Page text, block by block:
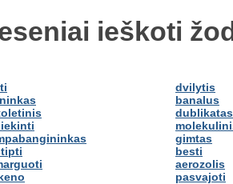
ieškoti
dvilytis
banalus
dublikatas
gimtas
besti
aerozolis
pasvajoti